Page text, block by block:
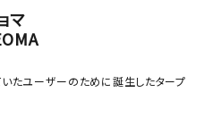
マ
たユーザーのために誕生したタープ